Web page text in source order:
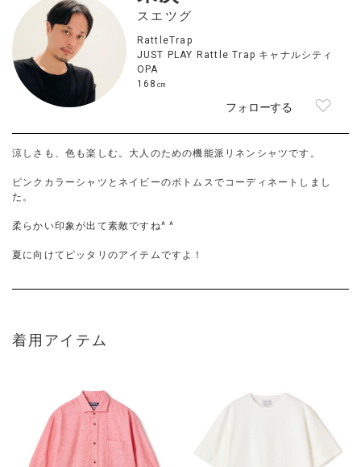
スエツグ
RattleTrap
JUST PLAY Rattle Trap キャナルシティ
OPA
168㎝
フォローする
涼しさも、色も楽しむ。大人のための機能派リネンシャツです。
ピンクカラーシャツとネイビーのボトムスでコーディネートしまし
た。
柔らかい印象が出て素敵ですね^ ^
夏に向けてピッタリのアイテムですよ！
着用アイテム